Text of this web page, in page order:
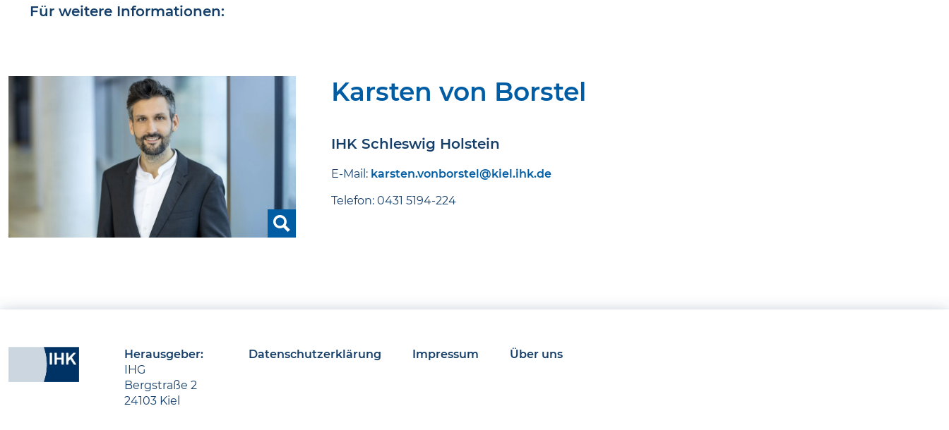
Für weitere Informationen:
Karsten von Borstel
IHK Schleswig Holstein
E-Mail: karsten.vonborstel@kiel.ihk.de
Telefon: 0431 5194-224
Herausgeber:
IHG
Bergstraße 2
24103 Kiel
Datenschutzerklärung Impressum Über uns